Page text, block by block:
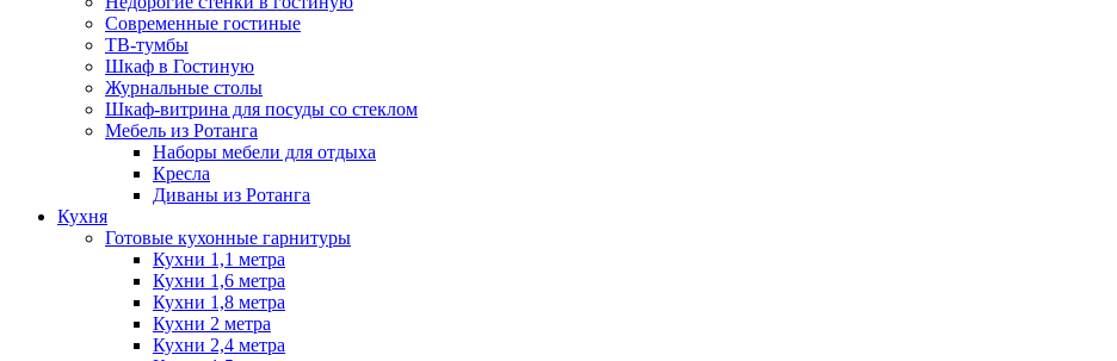
Современные гостиные
ТВ-тумбы
Шкаф в Гостиную
Журнальные столы
Шкаф-витрина для посуды со стеклом
Мебель из Ротанга
Наборы мебели для отдыха
Кресла
Диваны из Ротанга
Кухня
Готовые кухонные гарнитуры
Кухни 1,1 метра
Кухни 1,6 метра
Кухни 1,8 метра
Кухни 2 метра
Кухни 2,4 метра